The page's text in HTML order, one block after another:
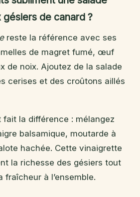
de canard ?
reste la référence avec ses
de magret fumé, œuf
de noix. Ajoutez de la salade
cerises et des croûtons aillés
fait la différence : mélangez
balsamique, moutarde à
hachée. Cette vinaigrette
la richesse des gésiers tout
fraîcheur à l’ensemble.